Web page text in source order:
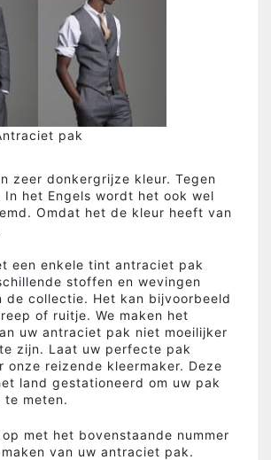
pak
zeer donkergrijze kleur. Tegen
In het Engels wordt het ook wel
Omdat het de kleur heeft van
een enkele tint antraciet pak
stoffen en wevingen
de collectie. Het kan bijvoorbeeld
of ruitje. We maken het
uw antraciet pak niet moeilijker
zijn. Laat uw perfecte pak
onze reizende kleermaker. Deze
land gestationeerd om uw pak
te meten.
met het bovenstaande nummer
van uw antraciet pak.